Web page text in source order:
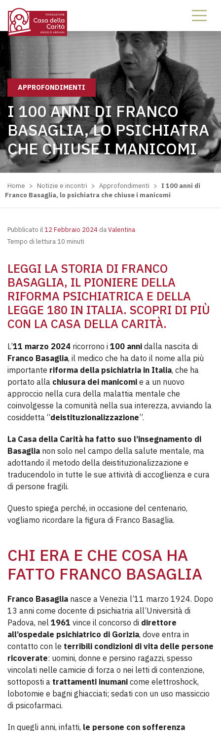
APPROFONDIMENTI
I 100 ANNI DI FRANCO
BASAGLIA, LO PSICHIATRA
CHE CHIUSE I MANICOMI
Home > Notizie e incontri > Approfondimenti > I 100 anni di
Franco Basaglia, lo psichiatra che chiuse i manicomi
Pubblicato il 12 Febbraio 2024 daValentina
Tempo di lettura 10 minuti
LEGGI LA STORIA DI FRANCO
BASAGLIA, IL PIONIERE DELLA
RIFORMA PSICHIATRICA E DELLA
LEGGE 180 IN ITALIA. SCOPRI DI PIÙ
CON LA CASA DELLA CARITÀ.
L’11 marzo 2024 ricorrono i 100 anni dalla nascita di
Franco Basaglia, il medico che ha dato il nome alla più
importante riforma della psichiatria in Italia, che ha
portato alla chiusura dei manicomi e a un nuovo
approccio nella cura della malattia mentale che
coinvolgesse la comunità nella sua interezza, avviando la
cosiddetta “deistituzionalizzazione”.
La Casa della Carità ha fatto suo l’insegnamento di
Basaglia non solo nel campo della salute mentale, ma
adottando il metodo della deistituzionalizzazione e
traducendolo in tutte le sue attività di accoglienza e cura
di persone fragili.
Questo spiega perché, in occasione del centenario,
vogliamo ricordare la figura di Franco Basaglia.
CHI ERA E CHE COSA HA
FATTO FRANCO BASAGLIA
Franco Basaglia nasce a Venezia l’11 marzo 1924. Dopo
13 anni come docente di psichiatria all’Università di
Padova, nel 1961 vince il concorso di direttore
all’ospedale psichiatrico di Gorizia, dove entra in
contatto con le terribili condizioni di vita delle persone
ricoverate: uomini, donne e persino ragazzi, spesso
vincolati nelle camicie di forza o nei letti di contenzione,
sottoposti a trattamenti inumani come elettroshock,
lobotomie e bagni ghiacciati; sedati con un uso massiccio
di psicofarmaci.
In quegli anni, infatti, le persone con sofferenza